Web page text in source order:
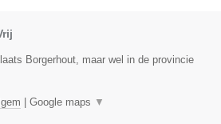
Borgerhout, maar wel in de provincie
Google maps ▼